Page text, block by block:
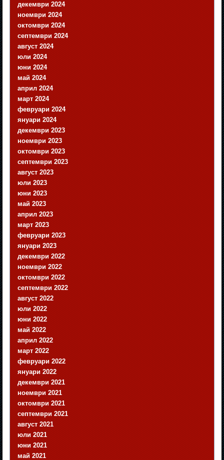
декември 2024
ноември 2024
октомври 2024
септември 2024
август 2024
юли 2024
юни 2024
май 2024
април 2024
март 2024
февруари 2024
януари 2024
декември 2023
ноември 2023
октомври 2023
септември 2023
август 2023
юли 2023
юни 2023
май 2023
април 2023
март 2023
февруари 2023
януари 2023
декември 2022
ноември 2022
октомври 2022
септември 2022
август 2022
юли 2022
юни 2022
май 2022
април 2022
март 2022
февруари 2022
януари 2022
декември 2021
ноември 2021
октомври 2021
септември 2021
август 2021
юли 2021
юни 2021
май 2021